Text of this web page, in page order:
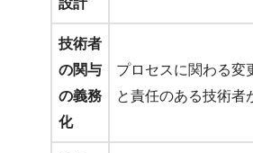
設計
技術者
の関与
の義務
化
プロセスに関わる変
と責任のある技術者